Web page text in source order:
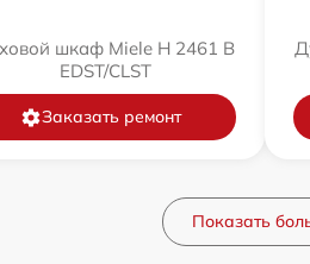
шкаф Miele H 2461 B
EDST/CLST
Заказать ремонт
Показать